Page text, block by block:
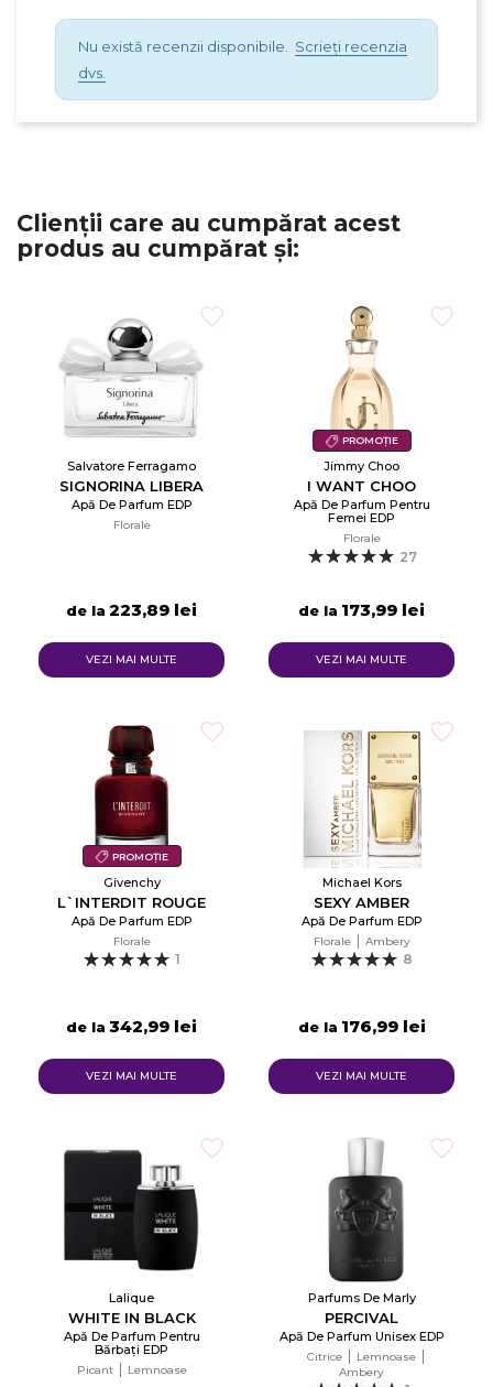
Nu există recenzii disponibile. Scrieți recenzia
dvs.
Clienții care au cumpărat acest
produs au cumpărat și:
Salvatore Ferragamo
SIGNORINA LIBERA
Apă De Parfum EDP
Florale
de la 223,89 lei
VEZI MAI MULTE
PROMOȚIE
Jimmy Choo
I WANT CHOO
Apă De Parfum Pentru
Femei EDP
Florale
27
de la 173,99 lei
VEZI MAI MULTE
PROMOȚIE
Givenchy
L`INTERDIT ROUGE
Apă De Parfum EDP
Florale
1
de la 342,99 lei
VEZI MAI MULTE
Michael Kors
SEXY AMBER
Apă De Parfum EDP
Florale Ambery
8
de la 176,99 lei
VEZI MAI MULTE
Lalique
WHITE IN BLACK
Apă De Parfum Pentru
Bărbați EDP
Picant Lemnoase
Parfums De Marly
PERCIVAL
Apă De Parfum Unisex EDP
Citrice
Lemnoase
Ambery
Creeaza o lista de dorinte
Numele listei de dorinte
Anuleaza
Creeaza o lista de dorinte